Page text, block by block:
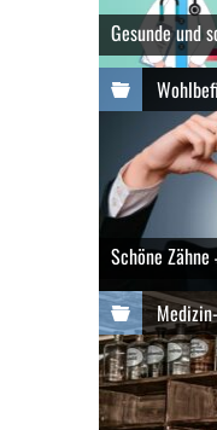
Gesunde und
Schöne